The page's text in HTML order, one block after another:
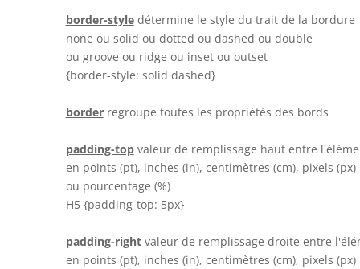
border-styledétermine le style du trait de la bordure
none ou solid ou dotted ou dashed ou double
ou groove ou ridge ou inset ou outset
{border-style: solid dashed}
borderregroupe toutes les propriétés des bords
padding-topvaleur de remplissage haut entre
en points (pt), inches (in), centimètres (cm), pixels (px)
ou pourcentage (%)
H5 {padding-top: 5px}
padding-rightvaleur de remplissage droite entre
en points (pt), inches (in), centimètres (cm), pixels (px)